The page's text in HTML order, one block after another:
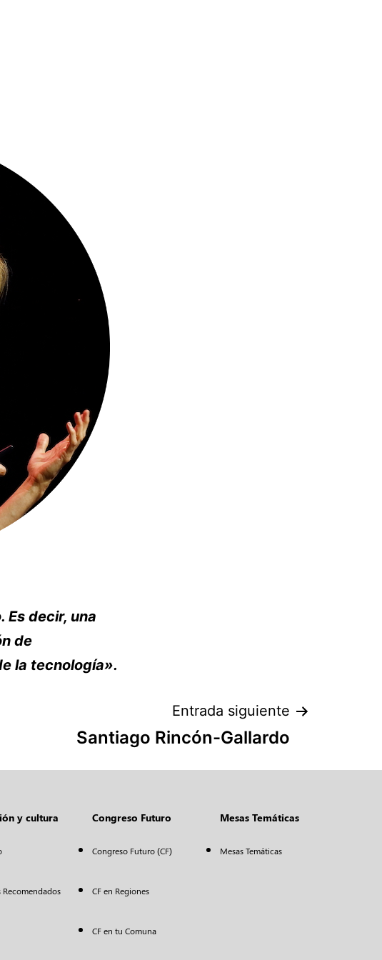
Es decir, una
de
la tecnología».
Entrada siguiente
Santiago Rincón-Gallardo
y cultura
Recomendados
Congreso Futuro
Congreso Futuro (CF)
CF en Regiones
CF en tu Comuna
Mesas Temáticas
Mesas Temáticas